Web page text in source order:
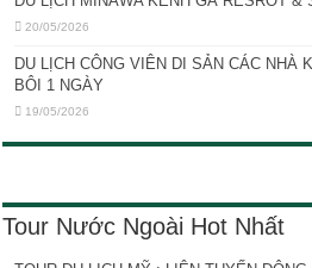
20/05/2026
DU LỊCH CÔNG VIÊN DI SẢN CÁC NHÀ
BÔI 1 NGÀY
19/05/2026
Tour Nước Ngoài Hot Nhất